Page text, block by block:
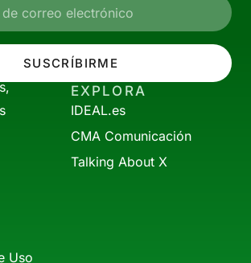
SUSCRÍBIRME
EXPLORA
IDEAL.es
CMA Comunicación
Talking About X
Uso